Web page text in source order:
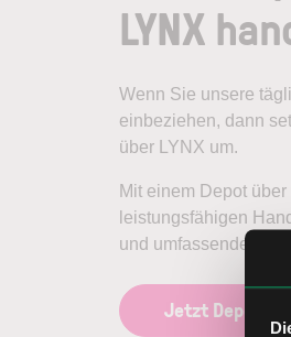
LYNX
Wenn Sie unsere
einbeziehen, dann
über LYNX um.
Mit einem Depot
leistungsfähigen
und umfassendem
Jetzt Depot